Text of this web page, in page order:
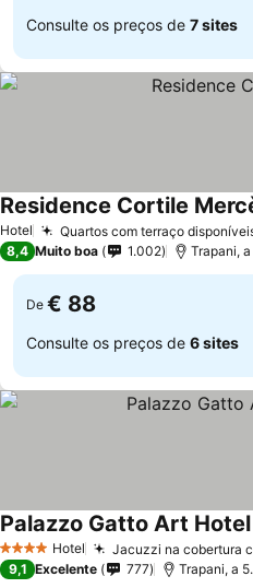
Consulte os preços de 7 sites
Hotel Quartos com terraço
Residence Cortile
8,4 Muito boa 1.002 Trapani,
De € 88
Consulte os preços de 6 sites
4 EstrelasHotel Jacuzzi na cobertura
Palazzo Gatto Art Hotel
9,1 Excelente 777 Trapani, a